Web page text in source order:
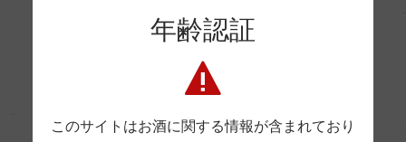
年齢認証
このサイトはお酒に関する情報が含まれており